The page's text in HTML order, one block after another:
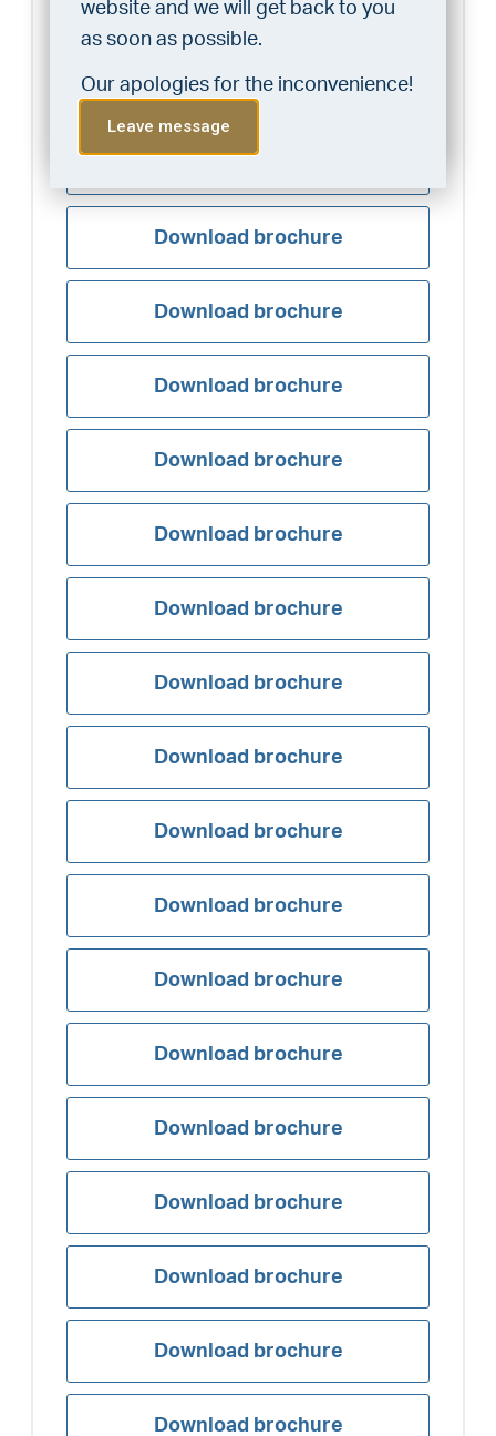
Download brochure
Download brochure
Download brochure
Download brochure
Download brochure
Download brochure
Download brochure
Download brochure
Download brochure
Download brochure
Download brochure
Download brochure
Download brochure
Download brochure
Download brochure
Download brochure
Download brochure
Download brochure
Download brochure
service, VLIEG Mortgages offers
Do the check!
website and we will get back to you
as soon as possible.
Our apologies for the inconvenience!
Leave message